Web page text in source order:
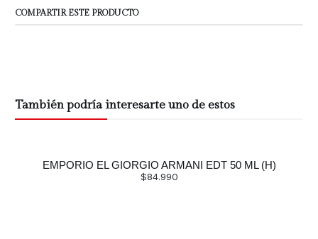
COMPARTIR ESTE PRODUCTO
También podría interesarte uno de estos
EMPORIO EL GIORGIO ARMANI EDT 50 ML (H)
$84.990